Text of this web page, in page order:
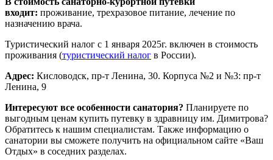
входит: проживание, трехразовое питание, лечение по
назначению врача.
Туристический налог с 1 января 2025г. включен в стоимость
проживания (туристический налог в России).
Адрес: Кисловодск, пр-т Ленина, 30. Корпуса №2 и №3: пр-т
Ленина, 9
Интересуют все особенности санатория? Планируете по
выгодным ценам купить путевку в здравницу им. Димитрова?
Обратитесь к нашим специалистам. Также информацию о
санатории вы сможете получить на официальном сайте «Ваш
Отдых» в соседних разделах.